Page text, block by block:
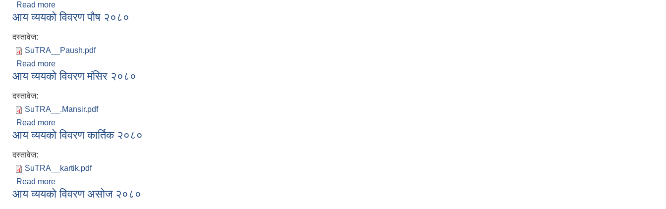
Read more
आय व्ययको विवरण पौष २०८०
दस्तावेज:
SuTRA__Paush.pdf
Read more
आय व्ययको विवरण मंसिर २०८०
दस्तावेज:
SuTRA__.Mansir.pdf
Read more
आय व्ययको विवरण कार्तिक २०८०
दस्तावेज:
SuTRA__kartik.pdf
Read more
आय व्ययको विवरण असोज २०८०